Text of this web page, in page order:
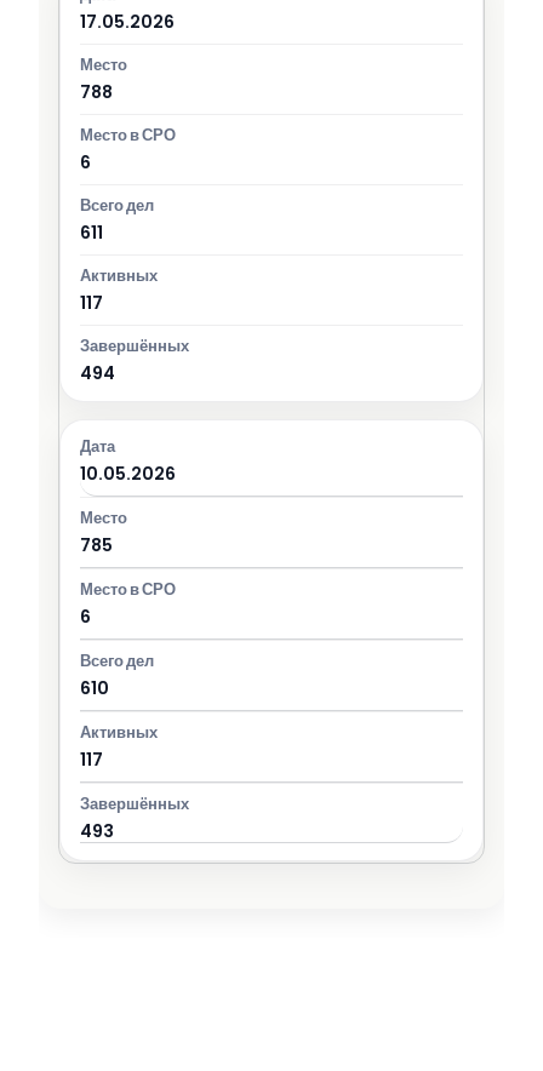
17.05.2026
788
6
611
117
494
10.05.2026
785
6
610
117
493